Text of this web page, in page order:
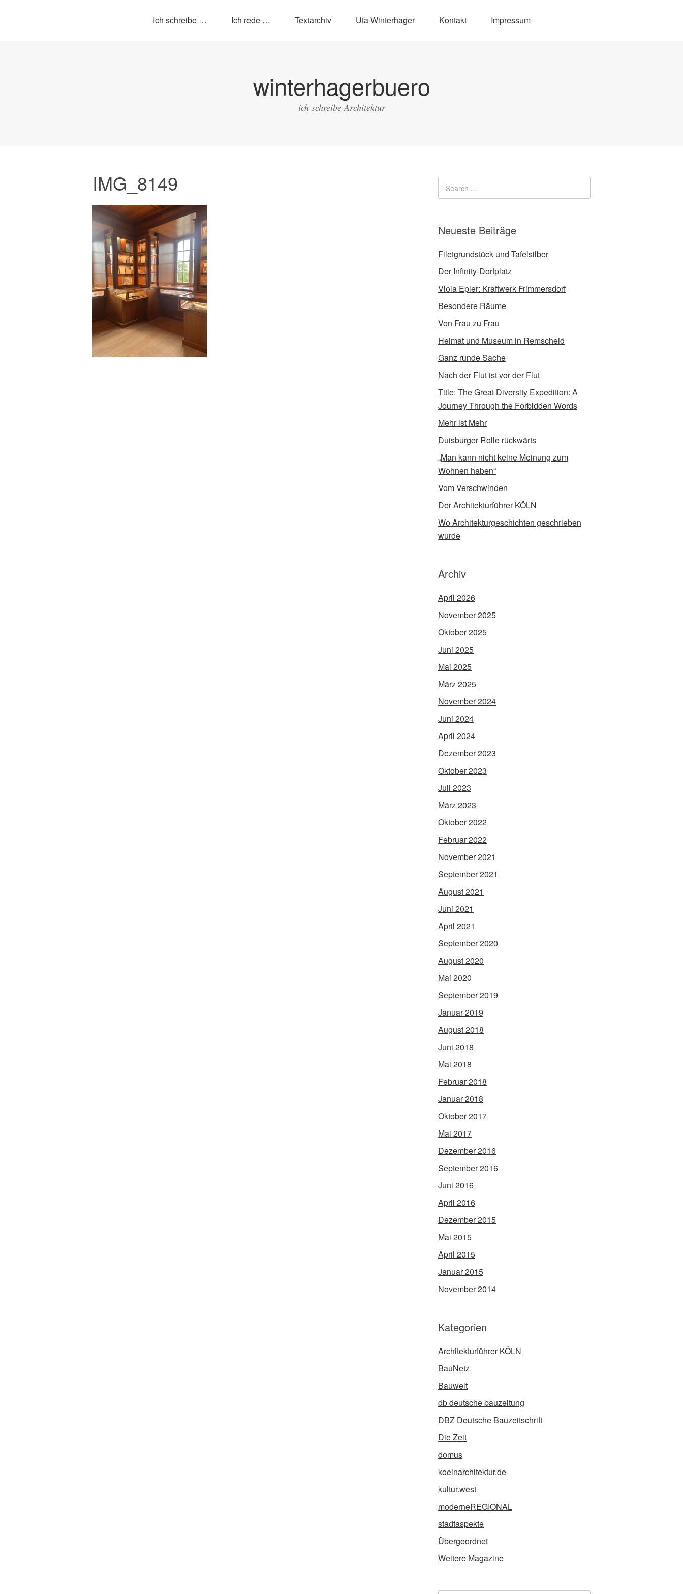
Ich schreibe … Ich rede … Textarchiv Uta Winterhager Kontakt Impressum
winterhagerbuero
ich schreibe Architektur
IMG_8149
Neueste Beiträge
Filetgrundstück und Tafelsilber
Der Infinity-Dorfplatz
Viola Epler: Kraftwerk Frimmersdorf
Besondere Räume
Von Frau zu Frau
Heimat und Museum in Remscheid
Ganz runde Sache
Nach der Flut ist vor der Flut
Title: The Great Diversity Expedition: A
Journey Through the Forbidden Words
Mehr ist Mehr
Duisburger Rolle rückwärts
„Man kann nicht keine Meinung zum
Wohnen haben“
Vom Verschwinden
Der Architekturführer KÖLN
Wo Architekturgeschichten geschrieben
wurde
Archiv
April 2026
November 2025
Oktober 2025
Juni 2025
Mai 2025
März 2025
November 2024
Juni 2024
April 2024
Dezember 2023
Oktober 2023
Juli 2023
März 2023
Oktober 2022
Februar 2022
November 2021
September 2021
August 2021
Juni 2021
April 2021
September 2020
August 2020
Mai 2020
September 2019
Januar 2019
August 2018
Juni 2018
Mai 2018
Februar 2018
Januar 2018
Oktober 2017
Mai 2017
Dezember 2016
September 2016
Juni 2016
April 2016
Dezember 2015
Mai 2015
April 2015
Januar 2015
November 2014
Kategorien
Architekturführer KÖLN
BauNetz
Bauwelt
db deutsche bauzeitung
DBZ Deutsche Bauzeitschrift
Die Zeit
domus
koelnarchitektur.de
kultur.west
moderneREGIONAL
stadtaspekte
Übergeordnet
Weitere Magazine